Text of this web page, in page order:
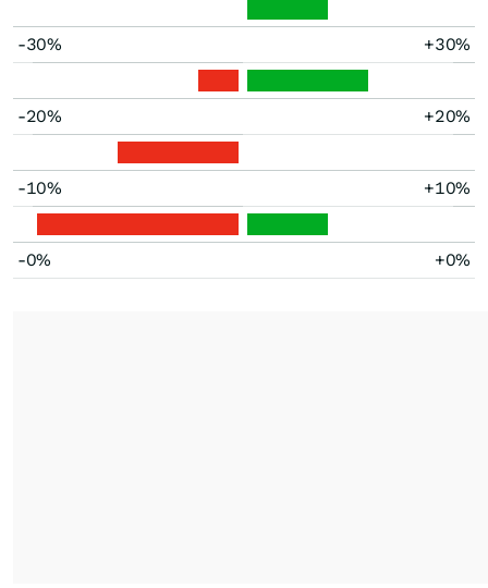
-30% +30%
-20% +20%
-10% +10%
-0% +0%